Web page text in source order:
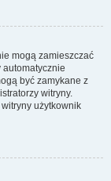
mogą zamieszczać
automatycznie
być zamykane z
witryny.
użytkownik